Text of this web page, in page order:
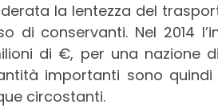
la lentezza del
di conservanti. Nel 2014
di €, per una nazione
importanti sono quindi
circostanti.